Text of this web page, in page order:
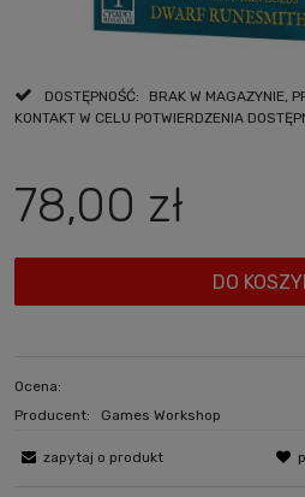
DOSTĘPNOŚĆ:
BRAK W MAGAZYNIE,
KONTAKT W CELU POTWIERDZENIA
78,00 zł
DO
Ocena:
Producent:
Games Workshop
zapytaj o produkt